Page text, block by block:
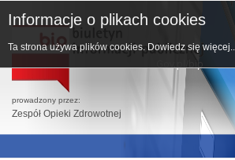
prowadzony przez:
Zespół Opieki Zdrowotnej
Informacje o plikach cookies
Ta strona używa plików cookies. Dowiedz się więcej...